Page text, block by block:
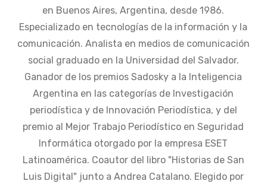
en Buenos Aires, Argentina, desde 1986.
Especializado en tecnologías de la información y la
comunicación. Analista en medios de comunicación
social graduado en la Universidad del Salvador.
Ganador de los premios Sadosky a la Inteligencia
Argentina en las categorías de Investigación
periodística y de Innovación Periodística, y del
premio al Mejor Trabajo Periodístico en Seguridad
Informática otorgado por la empresa ESET
Latinoamérica. Coautor del libro "Historias de San
Luis Digital" junto a Andrea Catalano. Elegido por